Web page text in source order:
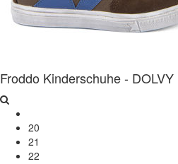
Froddo Kinderschuhe - DOLVY
20
21
22